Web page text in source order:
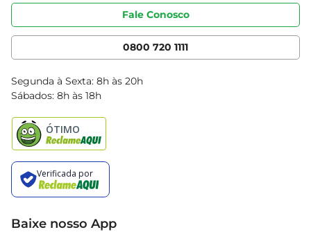
Portal do fornecedor
Cencosud Media
Código de ética
Serviços
Clube Bretas
Blog Bretas
Black Friday
Fale Conosco
0800 720 1111
Segunda à Sexta: 8h às 20h
Sábados: 8h às 18h
Baixe nosso App